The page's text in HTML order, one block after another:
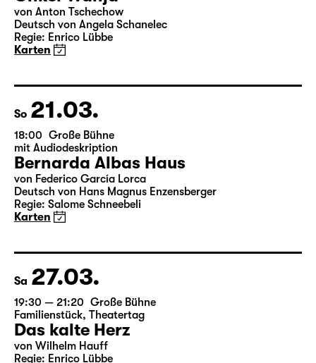
von Anton Tschechow
Deutsch von Angela Schanelec
Regie: Enrico Lübbe
Karten
So 21.03.
18:00 Große Bühne
mit Audiodeskription
Bernarda Albas Haus
von Federico García Lorca
Deutsch von Hans Magnus Enzensberger
Regie: Salome Schneebeli
Karten
Sa 27.03.
19:30 — 21:20 Große Bühne
Familienstück, Theatertag
Das kalte Herz
von Wilhelm Hauff
Regie: Enrico Lübbe